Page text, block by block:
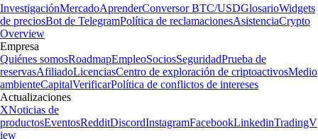
InvestigaciónMercadoAprenderConversor BTC/USDGlosarioWidgets
de preciosBot de TelegramPolítica de reclamacionesAsistenciaCrypto
Overview
Empresa
Quiénes somosRoadmapEmpleoSociosSeguridadPrueba de
reservasAfiliadoLicenciasCentro de exploración de criptoactivosMedio
ambienteCapitalVerificarPolítica de conflictos de intereses
Actualizaciones
XNoticias de
productosEventosRedditDiscordInstagramFacebookLinkedinTradingV
iew